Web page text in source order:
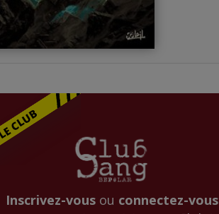
Inscrivez-vousou connectez-vous